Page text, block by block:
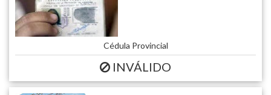
Cédula Provincial
INVÁLIDO